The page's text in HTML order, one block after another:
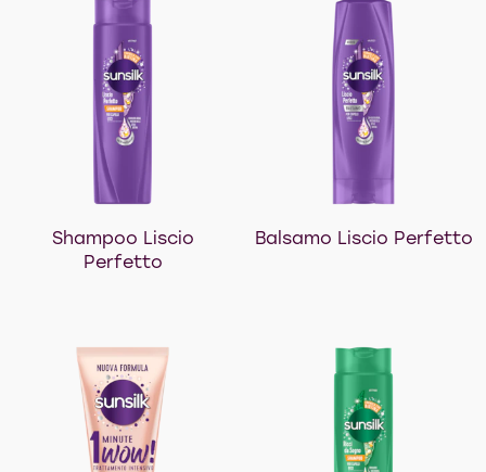
Shampoo Liscio
Perfetto
Balsamo Liscio Perfetto